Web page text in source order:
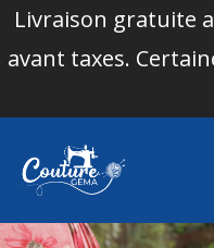
Livraison gratuite
avant taxes.